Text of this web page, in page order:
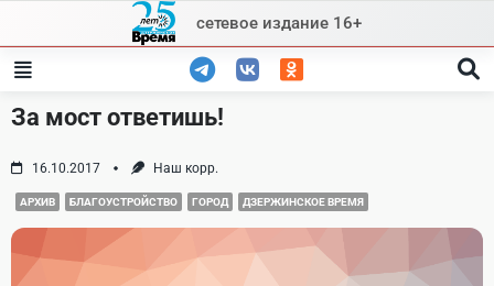
content
сетевое издание 16+
За мост ответишь!
16.10.2017 Наш корр.
АРХИВ БЛАГОУСТРОЙСТВО ГОРОД ДЗЕРЖИНСКОЕ ВРЕМЯ